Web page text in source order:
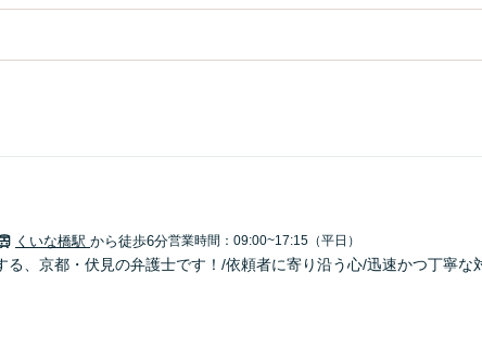
くいな橋駅 から徒歩6分営業時間：09:00~17:15（平日）
る、京都・伏見の弁護士です！/依頼者に寄り沿う心/迅速かつ丁寧な